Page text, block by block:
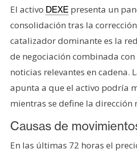
r
e
n
s
a
T
e
a
s
El activo DEXE presenta un
consolidación tras la
catalizador dominante es la
de negociación combinada con
noticias relevantes en cadena.
apunta a que el activo podría
mientras se define la dirección
Causas de
En las últimas 72 horas el